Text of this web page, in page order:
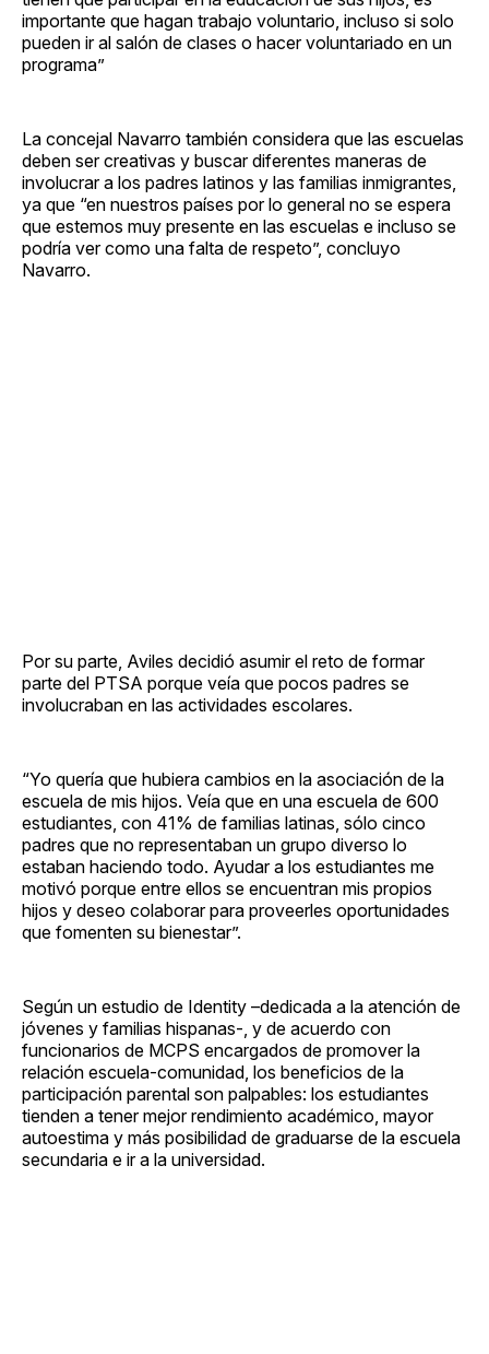
importante que hagan trabajo voluntario, incluso si solo
pueden ir al salón de clases o hacer voluntariado en un
programa”
La concejal Navarro también considera que las escuelas
deben ser creativas y buscar diferentes maneras de
involucrar a los padres latinos y las familias inmigrantes,
ya que “en nuestros países por lo general no se espera
que estemos muy presente en las escuelas e incluso se
podría ver como una falta de respeto”, concluyo
Navarro.
Por su parte, Aviles decidió asumir el reto de formar
parte del PTSA porque veía que pocos padres se
involucraban en las actividades escolares.
“Yo quería que hubiera cambios en la asociación de la
escuela de mis hijos. Veía que en una escuela de 600
estudiantes, con 41% de familias latinas, sólo cinco
padres que no representaban un grupo diverso lo
estaban haciendo todo. Ayudar a los estudiantes me
motivó porque entre ellos se encuentran mis propios
hijos y deseo colaborar para proveerles oportunidades
que fomenten su bienestar”.
Según un estudio de Identity –dedicada a la atención de
jóvenes y familias hispanas-, y de acuerdo con
funcionarios de MCPS encargados de promover la
relación escuela-comunidad, los beneficios de la
participación parental son palpables: los estudiantes
tienden a tener mejor rendimiento académico, mayor
autoestima y más posibilidad de graduarse de la escuela
secundaria e ir a la universidad.